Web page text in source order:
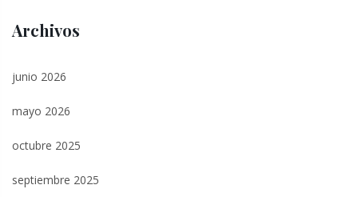
Archivos
junio 2026
mayo 2026
octubre 2025
septiembre 2025